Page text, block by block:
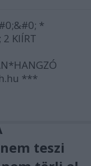
*
KIÍRT
***
teszi